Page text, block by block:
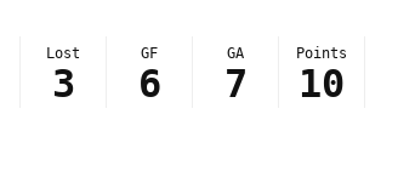
Lost
3
GF
6
GA
7
Points
10